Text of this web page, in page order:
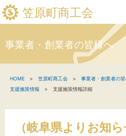
笠原町商工会
新着情報
関係機関の
事業者・創業者の皆様へ
HOME 笠原町商工会 事業者・創業者の
支援施策情報
支援施策情報詳細
（岐阜県よりお知